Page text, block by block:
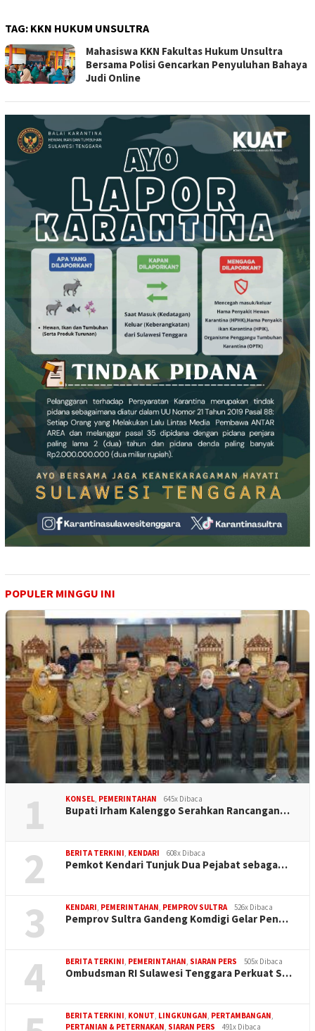
TAG: KKN HUKUM UNSULTRA
Mahasiswa KKN Fakultas Hukum Unsultra
Bersama Polisi Gencarkan Penyuluhan Bahaya
Judi Online
POPULER MINGGU INI
1 KONSEL, PEMERINTAHAN 645x Dibaca
Bupati Irham Kalenggo Serahkan Rancangan…
2 BERITA TERKINI, KENDARI 608x Dibaca
Pemkot Kendari Tunjuk Dua Pejabat sebaga…
3 KENDARI, PEMERINTAHAN, PEMPROV SULTRA 526x Dibaca
Pemprov Sultra Gandeng Komdigi Gelar Pen…
4 BERITA TERKINI, PEMERINTAHAN, SIARAN PERS 505x Dibaca
Ombudsman RI Sulawesi Tenggara Perkuat S…
BERITA TERKINI, KONUT, LINGKUNGAN, PERTAMBANGAN,
PERTANIAN & PETERNAKAN, SIARAN PERS 491x Dibaca